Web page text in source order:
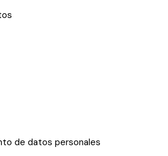
de datos personales